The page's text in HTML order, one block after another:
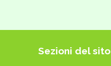
Sezioni del sito